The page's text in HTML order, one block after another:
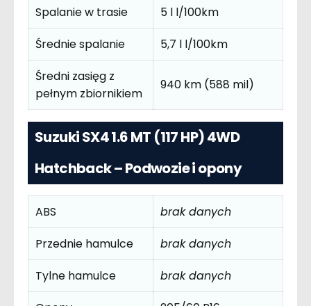
Spalanie w trasie
5 l l/100km
Średnie spalanie
5,7 l l/100km
Średni zasięg z
pełnym zbiornikiem
940 km (588 mil)
Suzuki SX4 1.6 MT (117 HP) 4WD
Hatchback – Podwozie i opony
ABS
brak danych
Przednie hamulce
brak danych
Tylne hamulce
brak danych